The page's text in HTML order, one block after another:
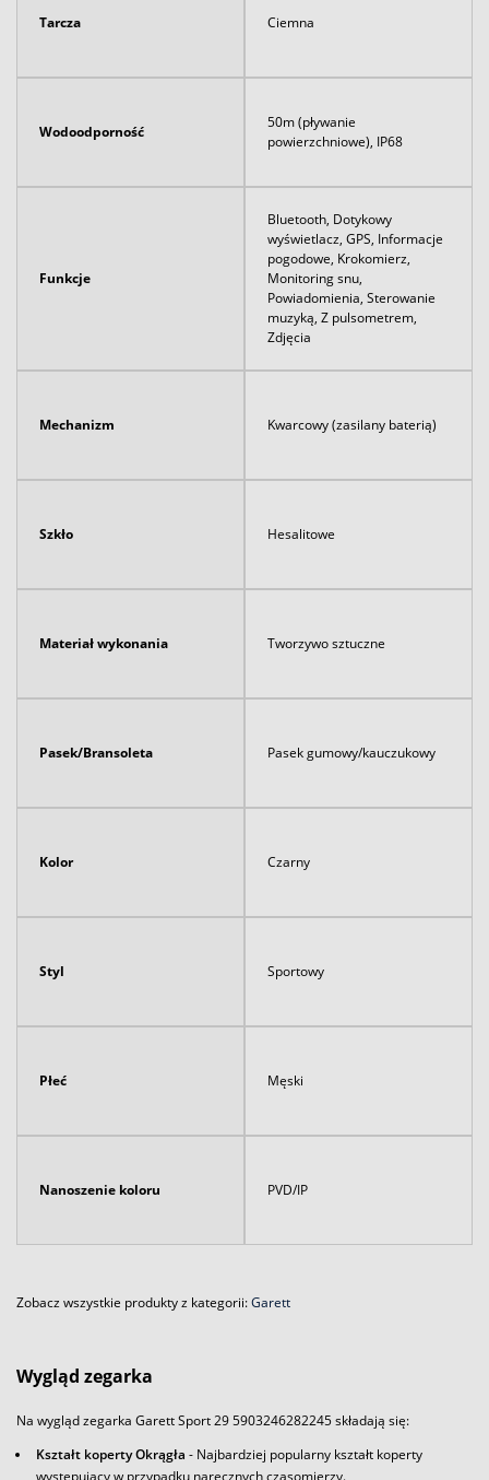
Tarcza Ciemna
Wodoodporność
50m (pływanie
powierzchniowe), IP68
Funkcje
Bluetooth, Dotykowy
wyświetlacz, GPS, Informacje
pogodowe, Krokomierz,
Monitoring snu,
Powiadomienia, Sterowanie
muzyką, Z pulsometrem,
Zdjęcia
Mechanizm Kwarcowy (zasilany baterią)
Szkło Hesalitowe
Materiał wykonania Tworzywo sztuczne
Pasek/Bransoleta Pasek gumowy/kauczukowy
Kolor Czarny
Styl Sportowy
Płeć Męski
Nanoszenie koloru PVD/IP
Zobacz wszystkie produkty z kategorii:Garett
Wygląd zegarka
Na wygląd zegarka Garett Sport 29 5903246282245 składają się:
Kształt koperty Okrągła - Najbardziej popularny kształt koperty
występujący w przypadku naręcznych czasomierzy.